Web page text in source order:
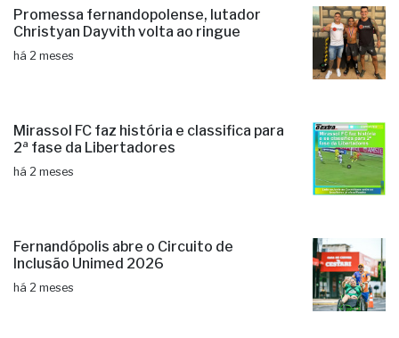
Promessa fernandopolense, lutador
Christyan Dayvith volta ao ringue
há 2 meses
Mirassol FC faz história e classifica para
2ª fase da Libertadores
há 2 meses
Fernandópolis abre o Circuito de
Inclusão Unimed 2026
há 2 meses